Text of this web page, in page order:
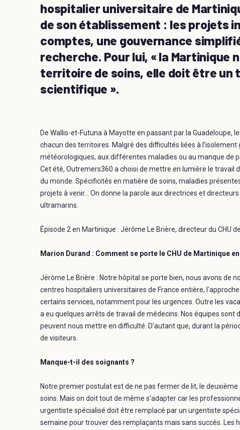
hospitalier universitaire de
de son établissement : les projets
comptes, une gouvernance
recherche. Pour lui, « la Martinique
territoire de soins, elle doit être
scientifique ».
De Wallis-et-Futuna à Mayotte en passant par la
chacun des territoires. Malgré des difficultés liées à
météorologiques, aux différentes maladies ou au manque de
Cet été, Outremers360 a choisi de mettre en lumière le travail
du monde. Spécificités en matière de soins, maladies
projets à venir… On donne la parole aux directrices et
ultramarins.
Épisode 2 en Martinique : Jérôme Le Brière, directeur du CHU
Marion Durand : Comment se porte le CHU de Martinique en
Jérôme Le Brière : Notre hôpital se porte bien, nous avons de
centres hospitaliers universitaires de France entière,
certains services, notamment pour les urgences. Outre les
a eu quelques arrêts de travail de médecins. Nos équipes
peuvent nous mettre en difficulté. D’autant que, durant la
de visiteurs.
Manque-t-il des soignants ?
Notre premier postulat est de ne pas fermer de lit, le
soins. Mais on doit tout de même s’adapter car les
urgentiste spécialisé doit être remplacé par un urgentiste
semaine pour trouver des remplaçants mais sans succès. Les